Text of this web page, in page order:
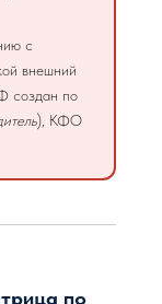
с
внешний
создан по
), КФО
по